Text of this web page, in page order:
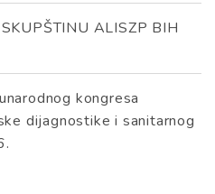
ALISZP BIH
kongresa
dijagnostike i sanitarnog